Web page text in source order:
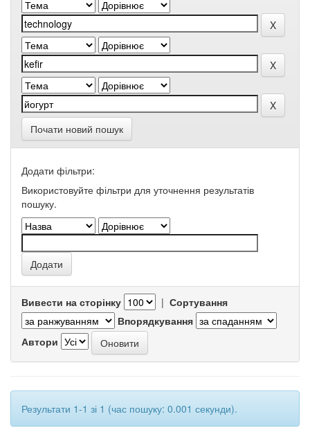
Почати новий пошук
Додати фільтри:
Використовуйте фільтри для уточнення результатів
пошуку.
Вивести на сторінку | Сортування
Впорядкування
Автори
Результати 1-1 зі 1 (час пошуку: 0.001 секунди).